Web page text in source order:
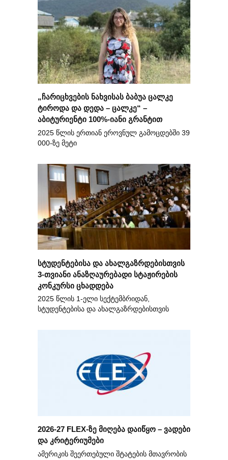
„ჩარიცხვების ნახვისას ბაბუა ცალკე
ტიროდა და დედა – ცალკე“ –
აბიტურიენტი 100%-იანი გრანტით
2025 წლის ერთიან ეროვნულ გამოცდებში 39
000-ზე მეტი
სტუდენტებისა და ახალგაზრდებისთვის
3-თვიანი ანაზღაურებადი სტაჟირების
კონკურსი ცხადდება
2025 წლის 1-ელი სექტემბრიდან,
სტუდენტებისა და ახალგაზრდებისთვის
2026-27 FLEX-ზე მიღება დაიწყო – ვადები
და კრიტერიუმები
ამერიკის შეერთებული შტატების მთავრობის